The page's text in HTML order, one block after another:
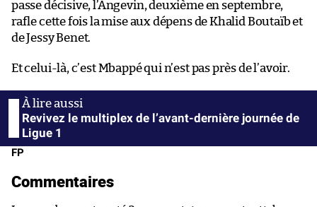
passe décisive, l’Angevin, deuxième en septembre,
rafle cette fois la mise aux dépens de Khalid Boutaïb et
de Jessy Benet.
Et celui-là, c’est Mbappé qui n’est pas près de l’avoir.
Revivez le multiplex de l’avant-dernière journée de
Ligue 1
FP
Commentaires